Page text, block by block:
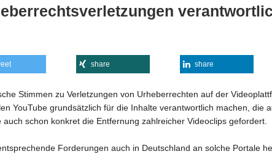
share share
Stimmen zu Verletzungen von Urheberrechten auf der
YouTube grundsätzlich für die Inhalte verantwortlich machen, die
schon konkret die Entfernung zahlreicher Videoclips gefordert.
Forderungen auch in Deutschland an solche Portale